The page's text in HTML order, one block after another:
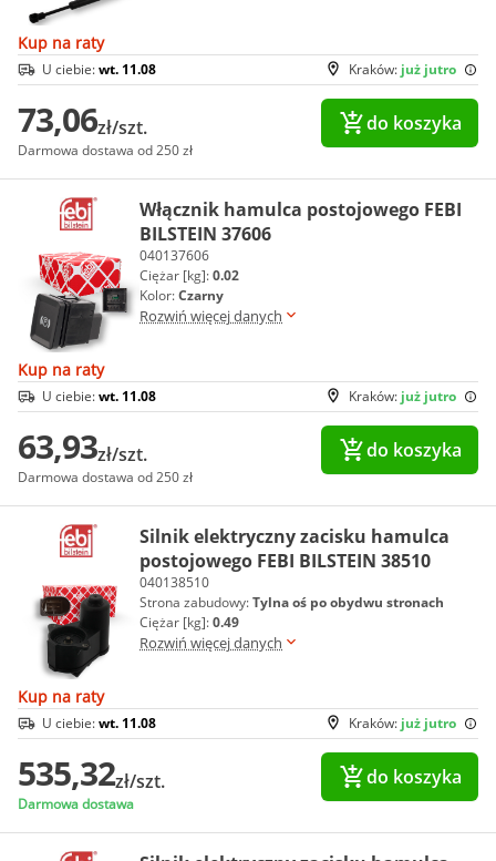
Kup na raty
Kraków: już jutro
U ciebie:wt. 11.08
73,06zł/szt.
Darmowa dostawa od 250 zł
do koszyka
Włącznik hamulca postojowego FEBI
BILSTEIN 37606
040137606
Ciężar [kg]:0.02
Kolor:Czarny
Rozwiń więcej danych
Kup na raty
Kraków: już jutro
U ciebie:wt. 11.08
63,93zł/szt.
Darmowa dostawa od 250 zł
do koszyka
Silnik elektryczny zacisku hamulca
postojowego FEBI BILSTEIN 38510
040138510
Strona zabudowy:Tylna oś po obydwu stronach
Ciężar [kg]:0.49
Rozwiń więcej danych
Kup na raty
Kraków: już jutro
U ciebie:wt. 11.08
535,32zł/szt.
Darmowa dostawa
do koszyka